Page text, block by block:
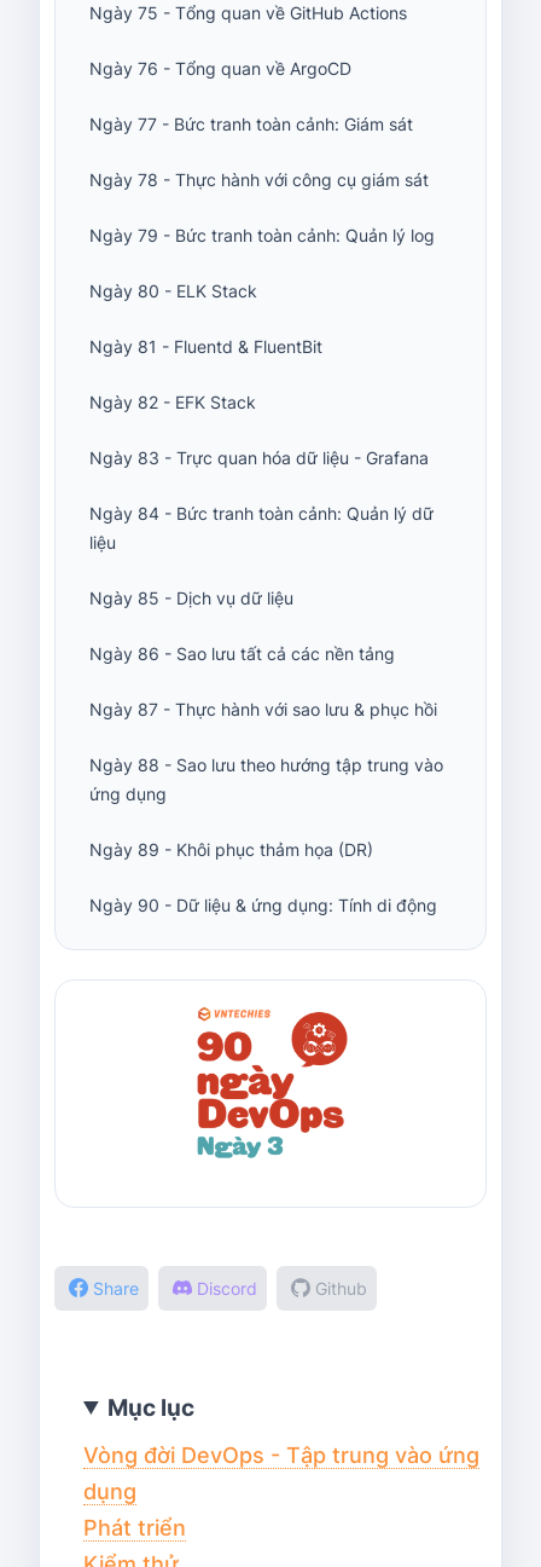
Ngày 75 - Tổng quan về GitHub Actions
Ngày 76 - Tổng quan về ArgoCD
Ngày 77 - Bức tranh toàn cảnh: Giám sát
Ngày 78 - Thực hành với công cụ giám sát
Ngày 79 - Bức tranh toàn cảnh: Quản lý log
Ngày 80 - ELK Stack
Ngày 81 - Fluentd & FluentBit
Ngày 82 - EFK Stack
Ngày 83 - Trực quan hóa dữ liệu - Grafana
Ngày 84 - Bức tranh toàn cảnh: Quản lý dữ
liệu
Ngày 85 - Dịch vụ dữ liệu
Ngày 86 - Sao lưu tất cả các nền tảng
Ngày 87 - Thực hành với sao lưu & phục hồi
Ngày 88 - Sao lưu theo hướng tập trung vào
ứng dụng
Ngày 89 - Khôi phục thảm họa (DR)
Ngày 90 - Dữ liệu & ứng dụng: Tính di động
Share Discord Github
Mục lục
Vòng đời DevOps - Tập trung vào ứng
dụng
Phát triển